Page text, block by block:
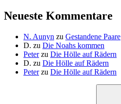
Neueste Kommentare
N. Aunyn zu Gestandene Paare
D. zu Die Noahs kommen
Peterzu Die Hölle auf Rädern
D. zu Die Hölle auf Rädern
Peterzu Die Hölle auf Rädern